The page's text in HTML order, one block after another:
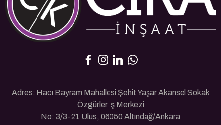
Adres: Hacı Bayram Mahallesi Şehit Yaşar Akansel Sokak
Özgürler İş Merkezi
No: 3/3-21 Ulus, 06050 Altındağ/Ankara